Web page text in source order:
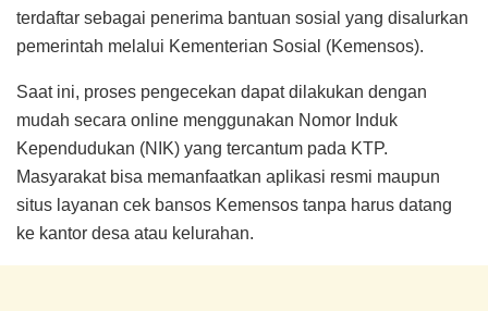
terdaftar sebagai penerima bantuan sosial yang disalurkan
pemerintah melalui Kementerian Sosial (Kemensos).
Saat ini, proses pengecekan dapat dilakukan dengan
mudah secara online menggunakan Nomor Induk
Kependudukan (NIK) yang tercantum pada KTP.
Masyarakat bisa memanfaatkan aplikasi resmi maupun
situs layanan cek bansos Kemensos tanpa harus datang
ke kantor desa atau kelurahan.